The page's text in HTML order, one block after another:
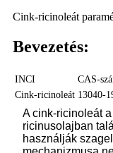
Cink-ricinoleát
Bevezetés:
INCI CAS-
Cink-ricinoleát 13040-
A cink-ricinoleát
ricinusolajban
használják